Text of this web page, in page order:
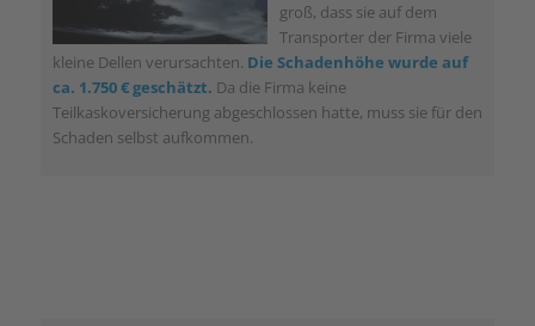
groß, dass sie auf dem
Transporter der Firma viele
kleine Dellen verursachten. Die Schadenhöhe wurde auf
ca. 1.750 € geschätzt. Da die Firma keine
Teilkaskoversicherung abgeschlossen hatte, muss sie für den
Schaden selbst aufkommen.